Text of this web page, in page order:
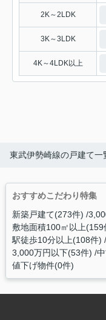
2K～2LDK
3K～3LDK
4K～4LDK以上
東武伊勢崎線の戸建て一
おすすめこだわり特集
新築戸建て(273件)
敷地面積100㎡以上(159
駅徒歩10分以上(108件)
3,000万円以下(53件)
値下げ物件(0件)